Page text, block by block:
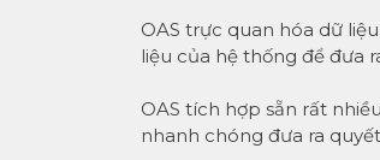
OAS trực quan hóa dữ
liệu của hệ thống để đưa
OAS tích hợp sẵn rất
nhanh chóng đưa ra